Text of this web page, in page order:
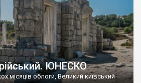
ЮНЕСКО
місяців облоги, Великий київський